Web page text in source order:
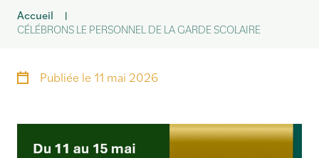
Accueil |
CÉLÉBRONS LE PERSONNEL DE LA GARDE SCOLAIRE
Publiée le 11 mai 2026